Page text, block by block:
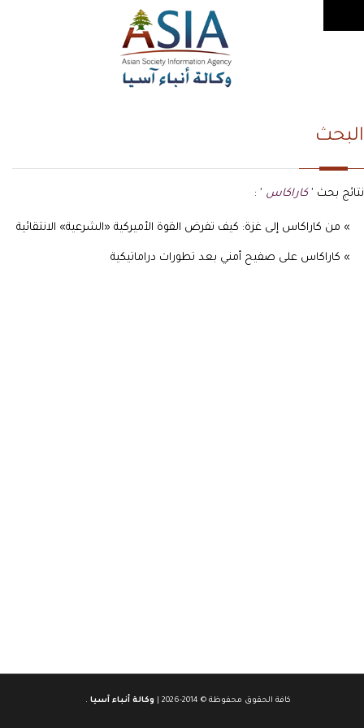
البحث
نتائج بحث ' كاراكاس ' :
» من كاراكاس إلى غزة: كيف تفرض القوة الأميركية «الشرعية» الانتقائية
» كاراكاس على صفيح أمني بعد تطورات دراماتيكية
كافة الحقوق محفوظة © 2014-2026 | وكالة أنباء آسيا .